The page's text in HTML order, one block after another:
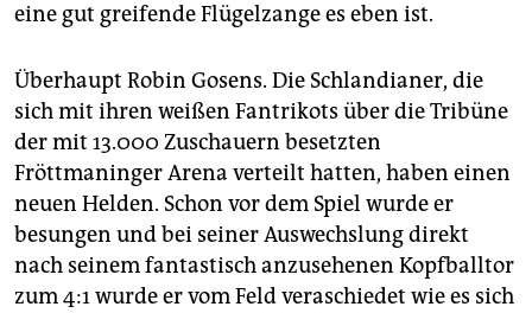
eine gut greifende Flügelzange es eben ist.
Überhaupt Robin Gosens. Die Schlandianer, die
sich mit ihren weißen Fantrikots über die Tribüne
der mit 13.000 Zuschauern besetzten
Fröttmaninger Arena verteilt hatten, haben einen
neuen Helden. Schon vor dem Spiel wurde er
besungen und bei seiner Auswechslung direkt
nach seinem fantastisch anzusehenen Kopfballtor
zum 4:1 wurde er vom Feld veraschiedet wie es sich